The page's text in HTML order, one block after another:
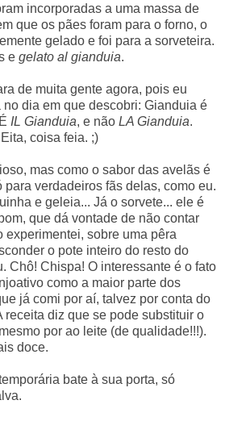
incorporadas a uma massa de
que os pães foram para o forno, o
gelado e foi para a sorveteira.
e gelato al gianduia.
de muita gente agora, pois eu
dia em que descobri: Gianduia é
IL Gianduia, e não LA Gianduia.
Eita, coisa feia. ;)
mas como o sabor das avelãs é
para verdadeiros fãs delas, como eu.
e geleia... Já o sorvete... ele é
que dá vontade de não contar
experimentei, sobre uma pêra
o pote inteiro do resto do
Chô! Chispa! O interessante é o fato
como a maior parte dos
já comi por aí, talvez por conta do
receita diz que se pode substituir o
por ao leite (de qualidade!!!).
doce.
bate à sua porta, só